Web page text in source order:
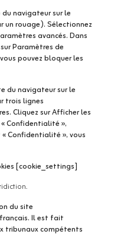
navigateur sur le
un rouage). Sélectionnez
avancés. Dans
Paramètres de
pouvez bloquer les
du navigateur sur le
trois lignes
Cliquez sur Afficher les
Confidentialité »,
Confidentialité », vous
[cookie_settings]
du site
Il est fait
tribunaux compétents